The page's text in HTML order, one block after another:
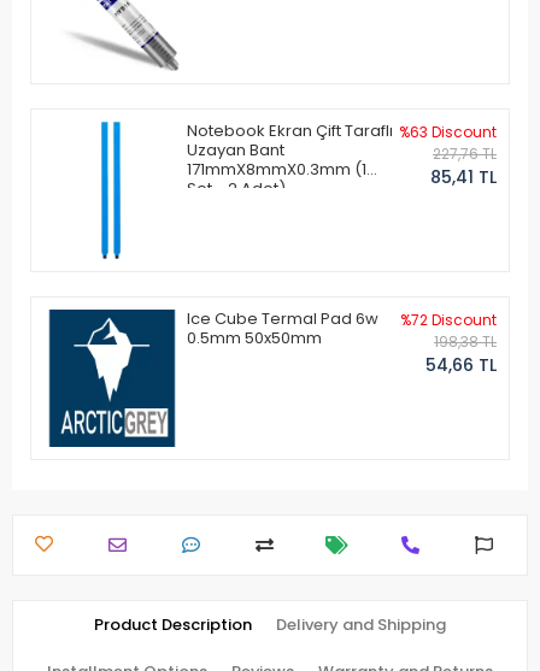
Notebook Ekran Çift Taraflı
Uzayan Bant
171mmX8mmX0.3mm (1
Set - 2 Adet)
%63 Discount
227,76 TL
85,41 TL
Ice Cube Termal Pad 6w
0.5mm 50x50mm
%72 Discount
198,38 TL
54,66 TL
Product Description Delivery and Shipping